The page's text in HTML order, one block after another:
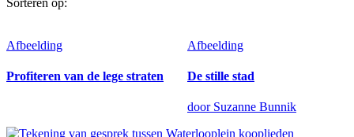
Afbeelding
Profiteren van de lege straten
Afbeelding
De stille stad
door Suzanne Bunnik